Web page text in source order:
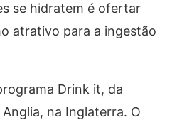
se hidratem é ofertar
atrativo para a ingestão
Drink it, da
na Inglaterra. O